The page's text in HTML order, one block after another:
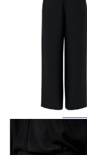
Lasten
Mekot
Lasten